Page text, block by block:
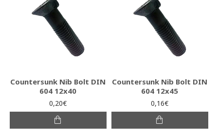
Countersunk Nib Bolt DIN
604 12x40
0,20€
Countersunk Nib Bolt DIN
604 12x45
0,16€